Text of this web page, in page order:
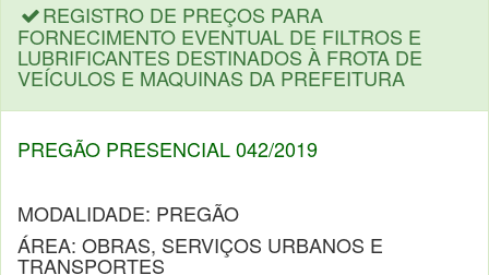
REGISTRO DE PREÇOS PARA
FORNECIMENTO EVENTUAL DE FILTROS E
LUBRIFICANTES DESTINADOS À FROTA DE
VEÍCULOS E MAQUINAS DA PREFEITURA
PREGÃO PRESENCIAL 042/2019
MODALIDADE: PREGÃO
ÁREA: OBRAS, SERVIÇOS URBANOS E
TRANSPORTES